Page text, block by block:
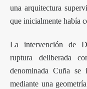
una arquitectura
que inicialmente había
La intervención de
ruptura deliberada
denominada Cuña
mediante una